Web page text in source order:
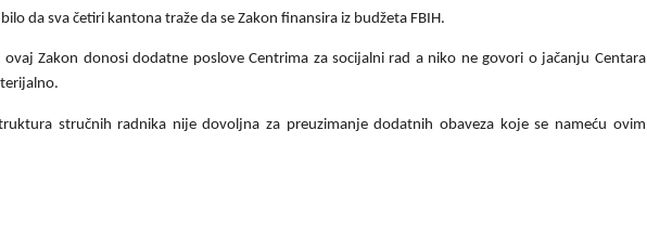
da sva četiri kantona traže da se Zakon finansira iz budžeta FBIH.
ovaj Zakon donosi dodatne poslove Centrima za socijalni rad a niko ne govori o jačanju Centara
stručnih radnika nije dovoljna za preuzimanje dodatnih obaveza koje se nameću ovim